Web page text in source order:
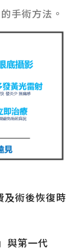
手術方法。
及術後恢復時
與第一代